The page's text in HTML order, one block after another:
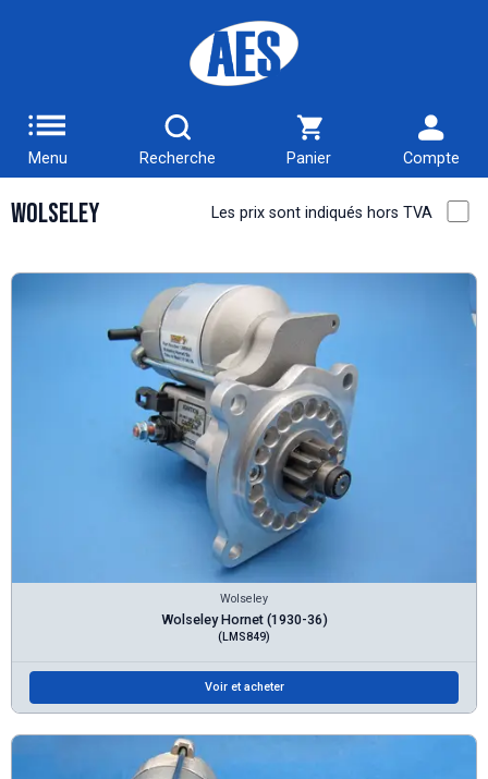
Menu Recherche Panier Compte
Wolseley Les prix sont indiqués hors TVA
Wolseley
Wolseley Hornet (1930-36)
(LMS849)
Voir et acheter